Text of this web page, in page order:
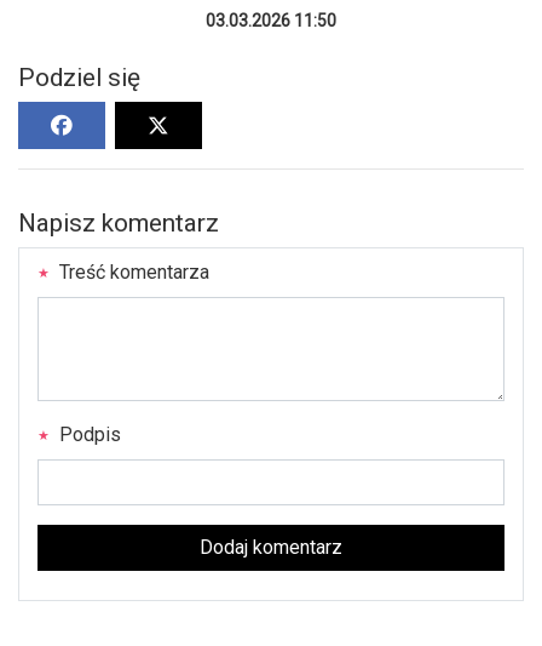
03.03.2026 11:50
Podziel się
Napisz komentarz
Treść komentarza
Podpis
Dodaj komentarz